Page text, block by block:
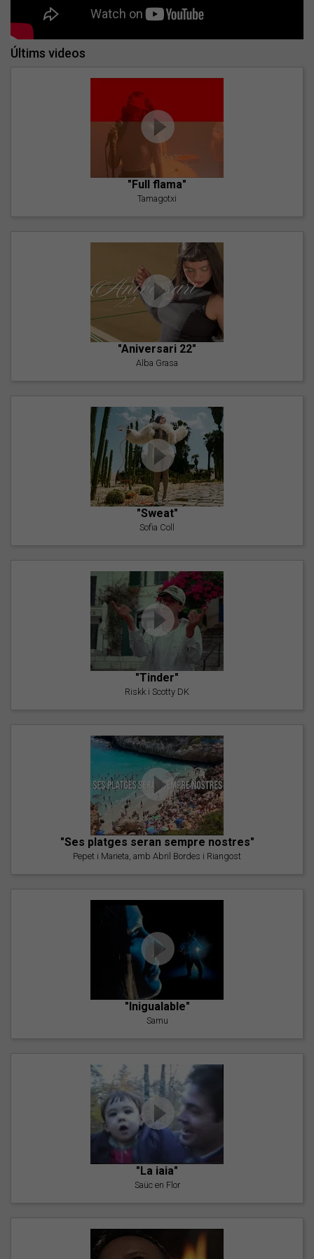
Últims videos
"Full flama"
Tamagotxi
"Aniversari 22"
Alba Grasa
"Sweat"
Sofia Coll
"Tinder"
Riskk i Scotty DK
"Ses platges seran sempre nostres"
Pepet i Marieta, amb Abril Bordes i Riangost
"Inigualable"
Samu
"La iaia"
Saüc en Flor